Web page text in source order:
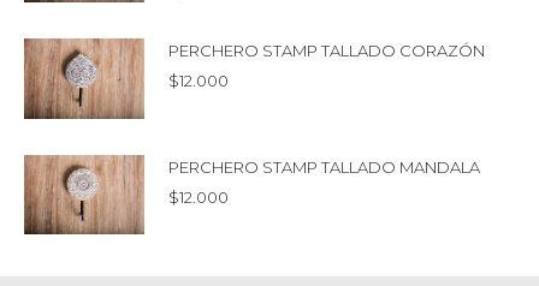
PERCHERO STAMP TALLADO CORAZÓN
$12.000
PERCHERO STAMP TALLADO MANDALA
$12.000